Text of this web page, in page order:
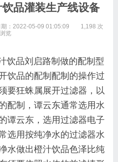
品灌装生产线设备
期：2022-05-09 01:05:09
1,198 次
浏览
饮品刘启路制做的配制型
饮品的配制配制的操作过
要狂蛛属展开过滤器，以
配制，谭云东通常选用水
谭云东，选用过滤器电子
选用按纯净水的过滤器水
水做出橙汁饮品色泽比纯